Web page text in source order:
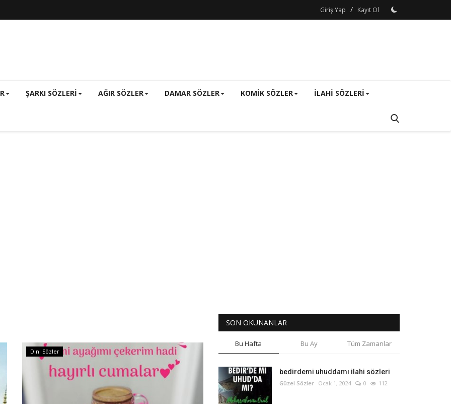
Giriş Yap / Kayıt Ol
ŞARKI SÖZLERI AĞIR SÖZLER DAMAR SÖZLER KOMIK SÖZLER ILAHI SÖZLERI
Dini Sözler
SON OKUNANLAR
Bu Hafta Bu Ay Tüm Zamanlar
bedirdemi uhuddamı ilahi sözleri
Güzel Sözler Ocak 1, 2024 0 112